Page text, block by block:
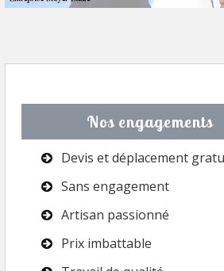
Nos engagements
Devis et déplacement
Sans engagement
Artisan passionné
Prix imbattable